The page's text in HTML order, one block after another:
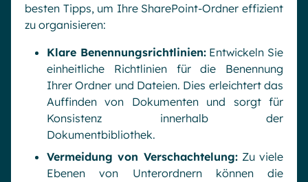
besten Tipps, um Ihre SharePoint-Ordner effizient
zu organisieren:
Klare Benennungsrichtlinien:Entwickeln Sie
einheitliche Richtlinien für die Benennung
Ihrer Ordner und Dateien. Dies erleichtert das
Auffinden von Dokumenten und sorgt für
Konsistenz innerhalb der
Dokumentbibliothek.
Vermeidung von Verschachtelung:Zu viele
Ebenen von Unterordnern können die